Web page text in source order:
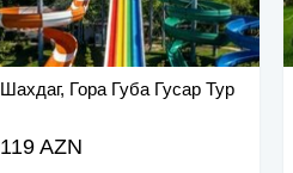
Шахдаг, Гора Губа Гусар Тур
119 AZN